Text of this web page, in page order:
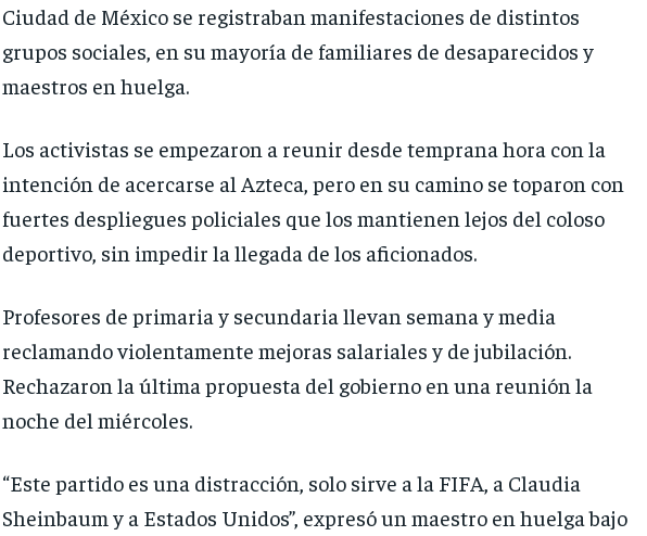
Ciudad de México se registraban manifestaciones de distintos
grupos sociales, en su mayoría de familiares de desaparecidos y
maestros en huelga.
Los activistas se empezaron a reunir desde temprana hora con la
intención de acercarse al Azteca, pero en su camino se toparon con
fuertes despliegues policiales que los mantienen lejos del coloso
deportivo, sin impedir la llegada de los aficionados.
Profesores de primaria y secundaria llevan semana y media
reclamando violentamente mejoras salariales y de jubilación.
Rechazaron la última propuesta del gobierno en una reunión la
noche del miércoles.
“Este partido es una distracción, solo sirve a la FIFA, a Claudia
Sheinbaum y a Estados Unidos”, expresó un maestro en huelga bajo